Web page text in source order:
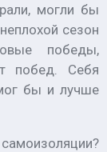
могли бы
сезон
победы,
побед. Себя
бы и лучше